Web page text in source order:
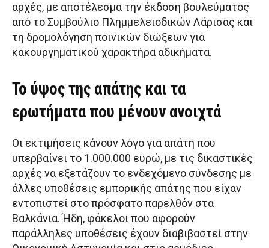
αρχές, με αποτέλεσμα την έκδοση βουλεύματος
από το Συμβούλιο Πλημμελειοδικών Λάρισας και
τη δρομολόγηση ποινικών διώξεων για
κακουργηματικού χαρακτήρα αδικήματα.
Το ύψος της απάτης και τα
ερωτήματα που μένουν ανοιχτά
Οι εκτιμήσεις κάνουν λόγο για απάτη που
υπερβαίνει το 1.000.000 ευρώ, με τις δικαστικές
αρχές να εξετάζουν το ενδεχόμενο σύνδεσης με
άλλες υποθέσεις εμπορικής απάτης που είχαν
εντοπιστεί στο πρόσφατο παρελθόν στα
Βαλκάνια. Ήδη, φάκελοι που αφορούν
παράλληλες υποθέσεις έχουν διαβιβαστεί στην